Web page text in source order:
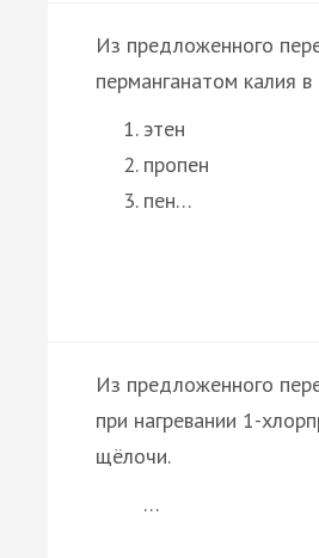
Из предложенного
перманганатом калия в
этен
пропен
пен…
Из предложенного
при нагревании 1-
щёлочи.
…